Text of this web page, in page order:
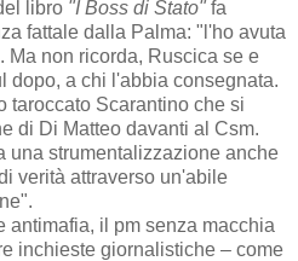
libro "I Boss di Stato" fa
fattale dalla Palma: "l'ho avuta
Ma non ricorda, Ruscica se e
dopo, a chi l'abbia consegnata.
taroccato Scarantino che si
di Di Matteo davanti al Csm.
una strumentalizzazione anche
verità attraverso un'abile
antimafia, il pm senza macchia
inchieste giornalistiche – come